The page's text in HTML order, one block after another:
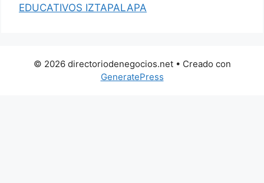
EDUCATIVOS IZTAPALAPA
© 2026 directoriodenegocios.net• Creado con
GeneratePress